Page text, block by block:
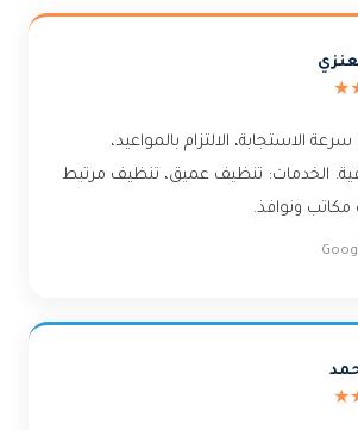
الاستجابة، الالتزام بالمواعيد،
الخدمات: تنظيف عميق، تنظيف مرتبط
مكاتب ونوافذ.